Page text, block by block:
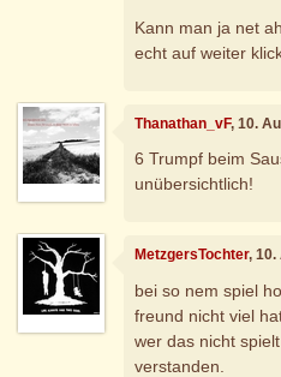
Kann man ja net
echt auf weiter
Thanathan_vF, 10.
6 Trumpf beim
unübersichtlich!
MetzgersTochter, 10.
bei so nem spiel
freund nicht viel
wer das nicht
verstanden.